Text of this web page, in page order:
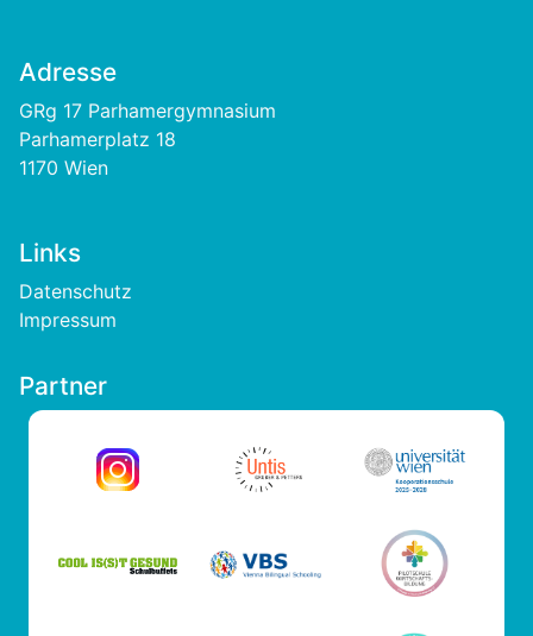
Adresse
GRg 17 Parhamergymnasium
Parhamerplatz 18
1170 Wien
Links
Footer
Datenschutz
Impressum
Partner